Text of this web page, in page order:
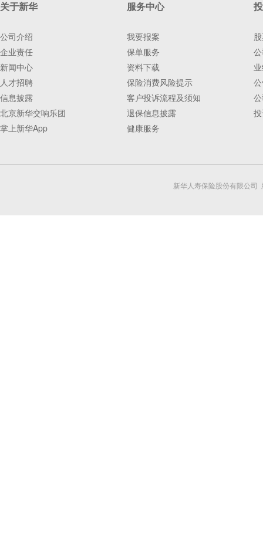
关于新华
公司介绍
企业责任
新闻中心
人才招聘
信息披露
北京新华交响乐团
掌上新华App
服务中心
我要报案
保单服务
资料下载
保险消费风险提示
客户投诉流程及须知
退保信息披露
健康服务
新华人寿保险股份有限公